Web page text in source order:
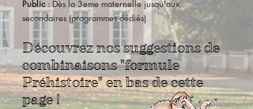
Public: Dès la 3eme maternelle jusqu'aux
secondaires (programmes dédiés)
Découvrez nos suggestions de
combinaisons "formule
Préhistoire" en bas de cette
page !